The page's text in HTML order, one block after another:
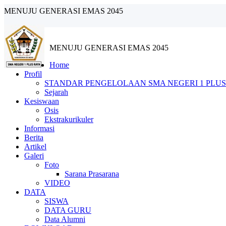
MENUJU GENERASI EMAS 2045
MENUJU GENERASI EMAS 2045
Home
Profil
STANDAR PENGELOLAAN SMA NEGERI 1
Sejarah
Kesiswaan
Osis
Ekstrakurikuler
Informasi
Berita
Artikel
Galeri
Foto
Sarana Prasarana
VIDEO
DATA
SISWA
DATA GURU
Data Alumni